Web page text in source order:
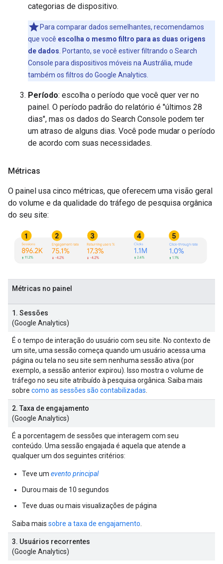
categorias de dispositivo.
Para comparar dados semelhantes, recomendamos
que você escolha o mesmo filtro para as duas origens
de dados. Portanto, se você estiver filtrando o Search
Console para dispositivos móveis na Austrália, mude
também os filtros do Google Analytics.
Período: escolha o período que você quer ver no
painel. O período padrão do relatório é "últimos 28
dias", mas os dados do Search Console podem ter
um atraso de alguns dias. Você pode mudar o período
de acordo com suas necessidades.
Métricas
O painel usa cinco métricas, que oferecem uma visão geral
do volume e da qualidade do tráfego de pesquisa orgânica
do seu site:
Métricas no painel
1. Sessões
(Google Analytics)
É o tempo de interação do usuário com seu site. No contexto de
um site, uma sessão começa quando um usuário acessa uma
página ou tela no seu site sem nenhuma sessão ativa (por
exemplo, a sessão anterior expirou). Isso mostra o volume de
tráfego no seu site atribuído à pesquisa orgânica. Saiba mais
sobre como as sessões são contabilizadas
2. Taxa de engajamento
(Google Analytics)
É a porcentagem de sessões que interagem com seu
conteúdo. Uma sessão engajada é aquela que atende a
qualquer um dos seguintes critérios:
Teve um evento principal
Durou mais de 10 segundos
Teve duas ou mais visualizações de página
Saiba mais sobre a taxa de engajamento
3. Usuários recorrentes
(Google Analytics)